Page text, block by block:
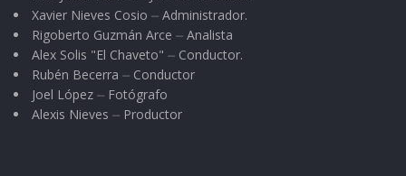
Xavier Nieves Cosio ⏤ Administrador.
Rigoberto Guzmán Arce ⏤ Analista
Alex Solis "El Chaveto" ⏤ Conductor.
Rubén Becerra ⏤ Conductor
Joel López ⏤ Fotógrafo
Alexis Nieves ⏤ Productor